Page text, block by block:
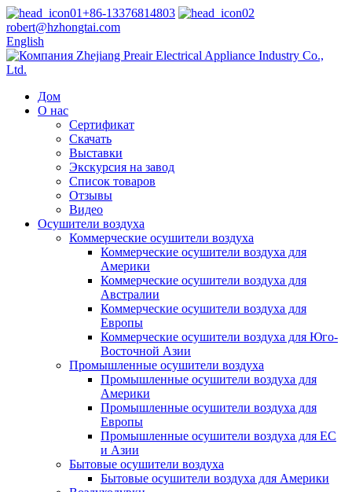
+86-13376814803
robert@hzhongtai.com
English
Дом
О нас
Сертификат
Скачать
Выставки
Экскурсия на завод
Список товаров
Отзывы
Видео
Осушители воздуха
Коммерческие осушители воздуха
Коммерческие осушители воздуха для
Америки
Коммерческие осушители воздуха для
Австралии
Коммерческие осушители воздуха для
Европы
Коммерческие осушители воздуха для Юго-
Восточной Азии
Промышленные осушители воздуха
Промышленные осушители воздуха для
Америки
Промышленные осушители воздуха для
Европы
Промышленные осушители воздуха для ЕС
и Азии
Бытовые осушители воздуха
Бытовые осушители воздуха для Америки